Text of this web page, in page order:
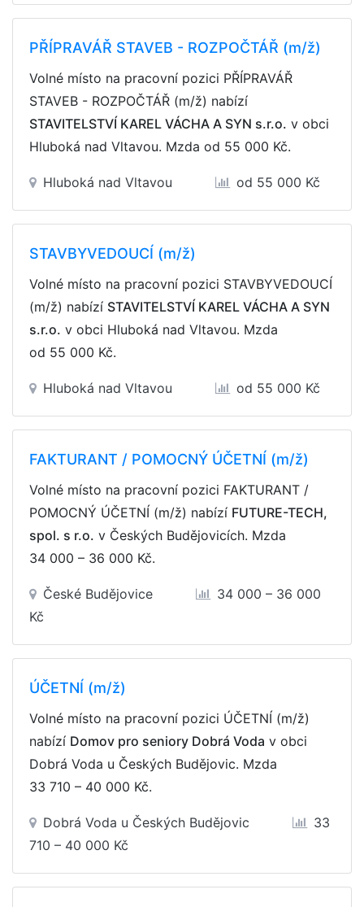
PŘÍPRAVÁŘ STAVEB - ROZPOČTÁŘ (m/ž)
Volné místo na pracovní pozici PŘÍPRAVÁŘ
STAVEB - ROZPOČTÁŘ (m/ž) nabízí
STAVITELSTVÍ KAREL VÁCHA A SYN s.r.o. v obci
Hluboká nad Vltavou. Mzda od 55 000 Kč.
Hluboká nad Vltavou od 55 000 Kč
STAVBYVEDOUCÍ (m/ž)
Volné místo na pracovní pozici STAVBYVEDOUCÍ
(m/ž) nabízí STAVITELSTVÍ KAREL VÁCHA A SYN
s.r.o. v obci Hluboká nad Vltavou. Mzda
od 55 000 Kč.
Hluboká nad Vltavou od 55 000 Kč
FAKTURANT / POMOCNÝ ÚČETNÍ (m/ž)
Volné místo na pracovní pozici FAKTURANT /
POMOCNÝ ÚČETNÍ (m/ž) nabízí FUTURE-TECH,
spol. s r.o. v Českých Budějovicích. Mzda
34 000 – 36 000 Kč.
České Budějovice
34 000 – 36 000
Kč
ÚČETNÍ (m/ž)
Volné místo na pracovní pozici ÚČETNÍ (m/ž)
nabízí Domov pro seniory Dobrá Voda v obci
Dobrá Voda u Českých Budějovic. Mzda
33 710 – 40 000 Kč.
Dobrá Voda u Českých Budějovic
33
710 – 40 000 Kč